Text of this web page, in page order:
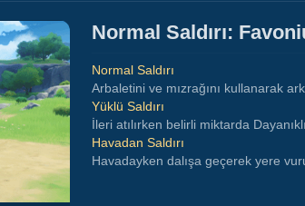
Normal Saldırı:
Normal Saldırı
Arbaletini ve mızrağını kullanarak
Yüklü Saldırı
İleri atılırken belirli miktarda
Havadan Saldırı
Havadayken dalışa geçerek yere